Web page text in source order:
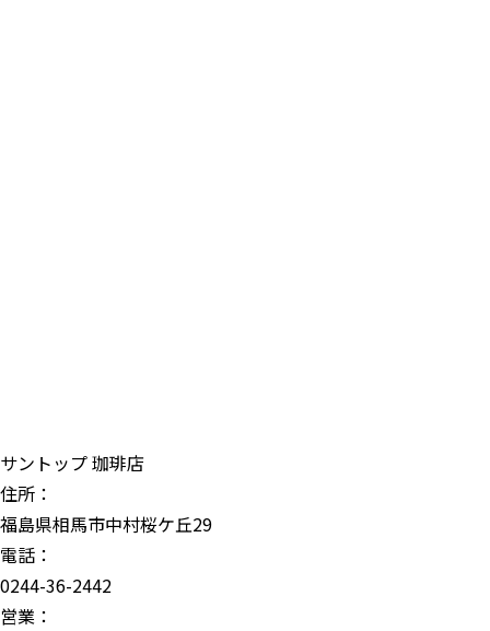
サントップ 珈琲店
住所：
福島県相馬市中村桜ケ丘29
電話：
0244-36-2442
営業：